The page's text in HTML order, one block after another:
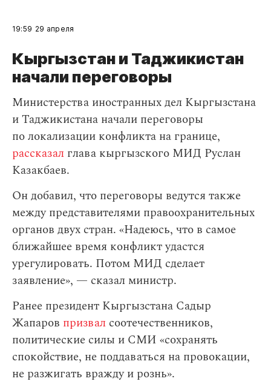
19:59 29 апреля
Кыргызстан и Таджикистан
начали переговоры
Министерства иностранных дел Кыргызстана
и Таджикистана начали переговоры
по локализации конфликта на границе,
рассказал глава кыргызского МИД Руслан
Казакбаев.
Он добавил, что переговоры ведутся также
между представителями правоохранительных
органов двух стран. «Надеюсь, что в самое
ближайшее время конфликт удастся
урегулировать. Потом МИД сделает
заявление», — сказал министр.
Ранее президент Кыргызстана Садыр
Жапаров призвал соотечественников,
политические силы и СМИ «сохранять
спокойствие, не поддаваться на провокации,
не разжигать вражду и рознь».